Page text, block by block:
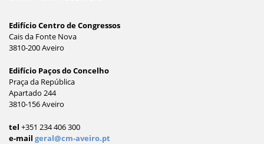
Edifício Centro de Congressos
Cais da Fonte Nova
3810-200 Aveiro
Edifício Paços do Concelho
Praça da República
Apartado 244
3810-156 Aveiro
tel +351 234 406 300
e-mail geral@cm-aveiro.pt